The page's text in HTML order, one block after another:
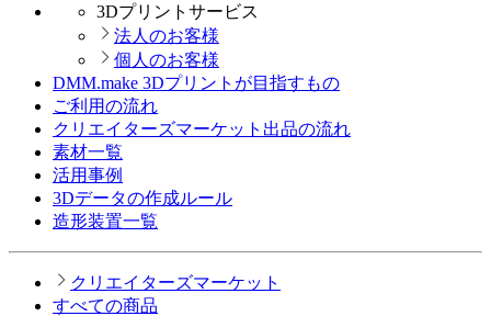
3Dプリントサービス
法人のお客様
個人のお客様
DMM.make 3Dプリントが目指すもの
ご利用の流れ
クリエイターズマーケット出品の流れ
素材一覧
活用事例
3Dデータの作成ルール
造形装置一覧
クリエイターズマーケット
すべての商品